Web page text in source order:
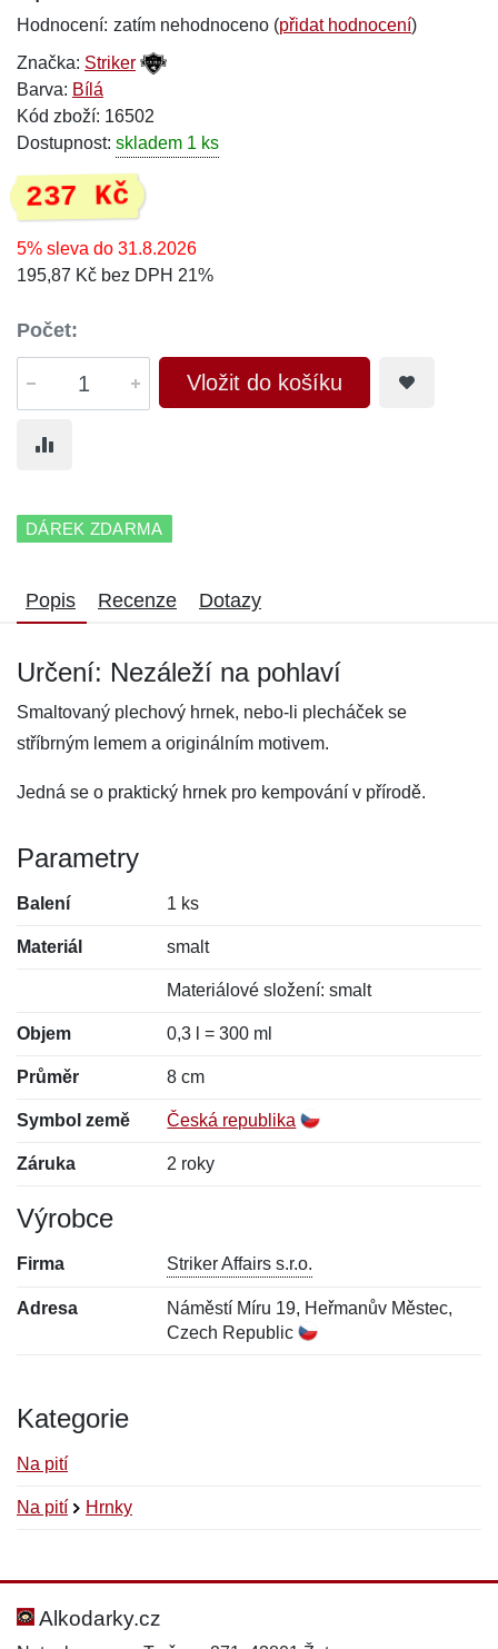
Hodnocení: zatím nehodnoceno (přidat hodnocení)
Značka: Striker
Barva: Bílá
Kód zboží: 16502
Dostupnost: skladem 1 ks
237 Kč
5% sleva do 31.8.2026
195,87 Kč bez DPH 21%
Počet:
Vložit do košíku
DÁREK ZDARMA
Popis Recenze Dotazy
Určení: Nezáleží na pohlaví
Smaltovaný plechový hrnek, nebo-li plecháček se
stříbrným lemem a originálním motivem.
Jedná se o praktický hrnek pro kempování v přírodě.
Parametry
Balení 1 ks
Materiál smalt
Materiálové složení: smalt
Objem 0,3 l = 300 ml
Průměr 8 cm
Symbol země Česká republika
Záruka 2 roky
Výrobce
Firma Striker Affairs s.r.o.
Adresa
Náměstí Míru 19, Heřmanův Městec,
Czech Republic
Kategorie
Na pití
Na pití Hrnky
Hodnocení:
Jméno:
Alkodarky.cz